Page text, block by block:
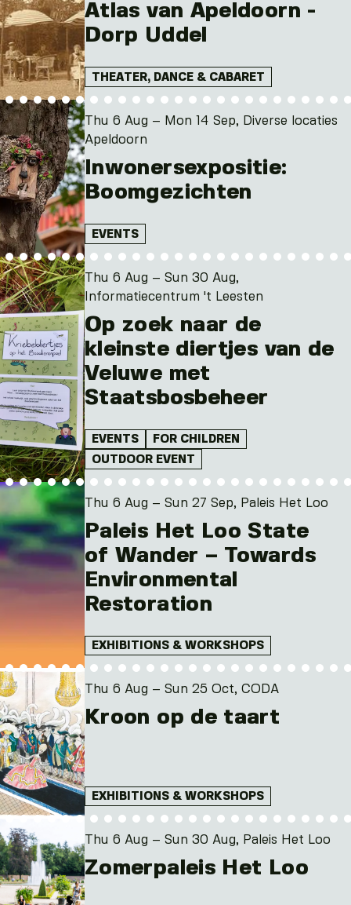
Atlas van Apeldoorn -
Dorp Uddel
THEATER, DANCE & CABARET
Thu 6 Aug – Mon 14 Sep, Diverse locaties
Apeldoorn
Inwonersexpositie:
Boomgezichten
EVENTS
Thu 6 Aug – Sun 30 Aug,
Informatiecentrum 't Leesten
Op zoek naar de
kleinste diertjes van de
Veluwe met
Staatsbosbeheer
EVENTS
FOR CHILDREN
OUTDOOR EVENT
Thu 6 Aug – Sun 27 Sep, Paleis Het Loo
Paleis Het Loo State
of Wander – Towards
Environmental
Restoration
EXHIBITIONS & WORKSHOPS
Thu 6 Aug – Sun 25 Oct, CODA
Kroon op de taart
EXHIBITIONS & WORKSHOPS
Thu 6 Aug – Sun 30 Aug, Paleis Het Loo
Zomerpaleis Het Loo